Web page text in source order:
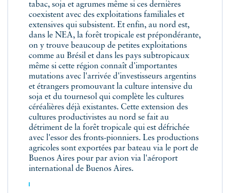
tabac, soja et agrumes même si ces dernières
coexistent avec des exploitations familiales et
extensives qui subsistent. Et enfin, au nord est,
dans le NEA, la forêt tropicale est prépondérante,
on y trouve beaucoup de petites exploitations
comme au Brésil et dans les pays subtropicaux
même si cette région connaît d'importantes
mutations avec l'arrivée d'investisseurs argentins
et étrangers promouvant la culture intensive du
soja et du tournesol qui complète les cultures
céréalières déjà existantes. Cette extension des
cultures productivistes au nord se fait au
détriment de la forêt tropicale qui est défrichée
avec l'essor des fronts-pionniers. Les productions
agricoles sont exportées par bateau via le port de
Buenos Aires pour par avion via l'aéroport
international de Buenos Aires.